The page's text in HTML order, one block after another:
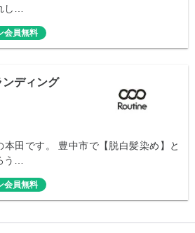
し…
会員無料
ディング
本田です。 豊中市で【脱白髪染め】と
う…
会員無料